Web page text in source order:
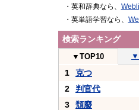
・英和辞典なら、
・英単語学習なら、
検索ランキング
▼ TOP10 ▼
1
克つ
2
判官代
3
頽廢